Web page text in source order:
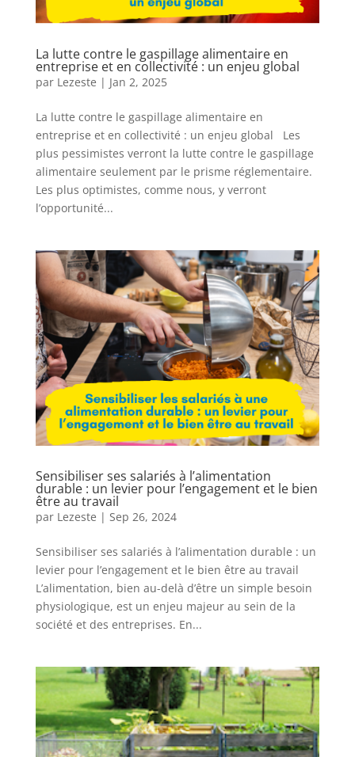
La lutte contre le gaspillage alimentaire en
entreprise et en collectivité : un enjeu global
par Lezeste | Jan 2, 2025
La lutte contre le gaspillage alimentaire en
entreprise et en collectivité : un enjeu global Les
plus pessimistes verront la lutte contre le gaspillage
alimentaire seulement par le prisme réglementaire.
Les plus optimistes, comme nous, y verront
l’opportunité...
Sensibiliser ses salariés à l’alimentation
durable : un levier pour l’engagement et le bien
être au travail
par Lezeste | Sep 26, 2024
Sensibiliser ses salariés à l’alimentation durable : un
levier pour l’engagement et le bien être au travail
L’alimentation, bien au-delà d’être un simple besoin
physiologique, est un enjeu majeur au sein de la
société et des entreprises. En...